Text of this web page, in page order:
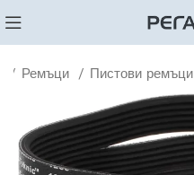
Ремъци Пистови ремъци